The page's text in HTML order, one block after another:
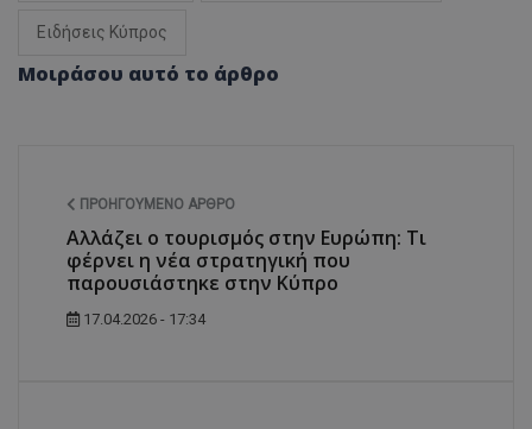
Ειδήσεις Κύπρος
Μοιράσου αυτό το άρθρο
ΠΡΟΗΓΟΎΜΕΝΟ ΆΡΘΡΟ
Αλλάζει ο τουρισμός στην Ευρώπη: Τι
φέρνει η νέα στρατηγική που
παρουσιάστηκε στην Κύπρο
17.04.2026 - 17:34